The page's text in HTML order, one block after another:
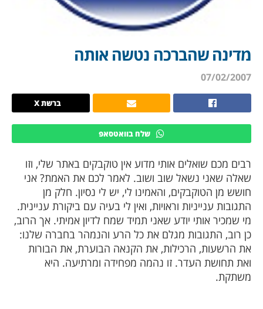
מדינה שהברכה נטשה אותה
07/02/2007
ברשת X
שלח בוואטסאפ
רבים מכם שואלים אותי מדוע אין טוקבקים באתר שלי, וזו
שאלה שאני נשאל שוב ושוב. לאמר לכם את האמת? אני
חושש מן הטוקבקים, והאמינו לי, יש לי נסיון. חלק מן
התגובות ענייניות וראויות, ואין לי בעיה עם ביקורת עניינית.
מי שמכיר אותי יודע שאני תמיד שמח לדיון אמיתי. אך הרוב,
כן רוב, התגובות מגלם את כל הרע והנמהר בחברה שלנו:
את הרשעות, הרכילות, את הקנאה הבוערת, את הבורות
ואת תחושת העדר. זו נהמה מפחידה ומרתיעה. היא
משתקת.